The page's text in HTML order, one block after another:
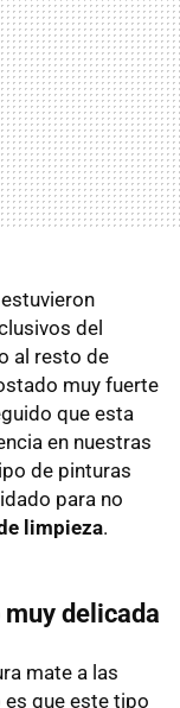
del
al resto de
muy fuerte
que esta
en nuestras
de pinturas
para no
limpieza.
delicada
mate a las
que este tipo